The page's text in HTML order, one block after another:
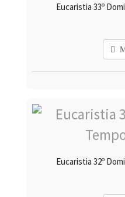
Eucaristia 33º
Eucaristia 32º